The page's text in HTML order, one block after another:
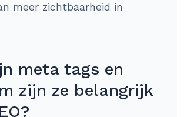
meer zichtbaarheid in
meta tags en
zijn ze belangrijk